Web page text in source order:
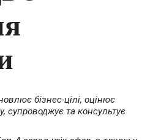
бізнес-цілі, оцінює
супроводжує та консультує